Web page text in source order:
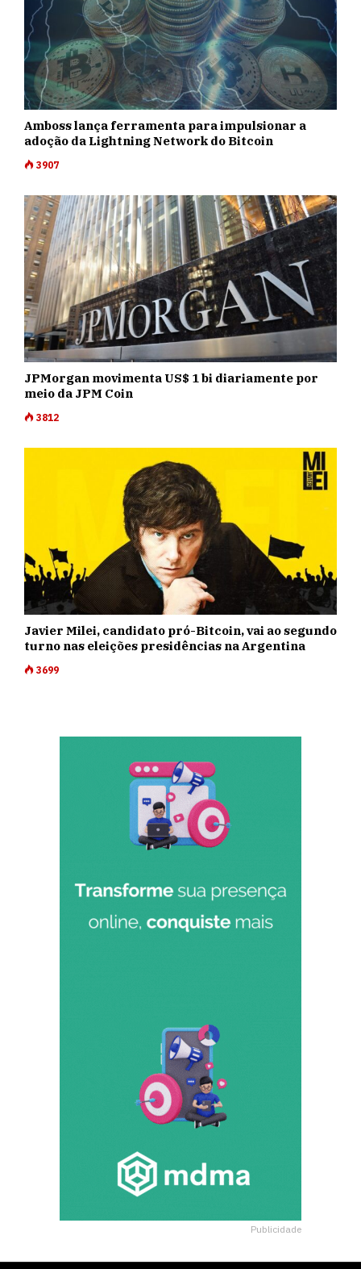
Amboss lança ferramenta para impulsionar a
adoção da Lightning Network do Bitcoin
3907
JPMorgan movimenta US$ 1 bi diariamente por
meio da JPM Coin
3812
Javier Milei, candidato pró-Bitcoin, vai ao segundo
turno nas eleições presidências na Argentina
3699
Publicidade